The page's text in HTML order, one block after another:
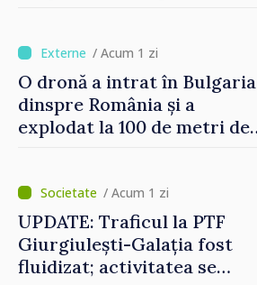
vehicul aerian”
/ Acum 1 zi
O dronă a intrat în Bulgaria
dinspre România și a
explodat la 100 de metri de
/ Acum 1 zi
UPDATE: Traficul la PTF
Giurgiulești-Galația fost
fluidizat; activitatea se